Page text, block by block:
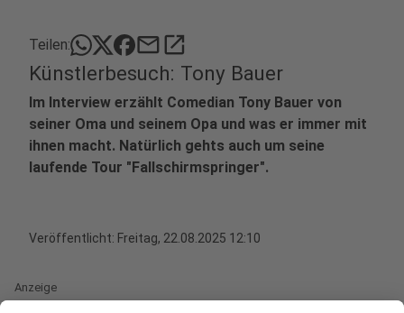
Teilen: mailopen_in_new
Künstlerbesuch: Tony Bauer
Im Interview erzählt Comedian Tony Bauer von
seiner Oma und seinem Opa und was er immer mit
ihnen macht. Natürlich gehts auch um seine
laufende Tour "Fallschirmspringer".
Veröffentlicht: Freitag, 22.08.2025 12:10
Anzeige